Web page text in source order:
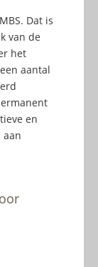
Dat is
van de
het
aantal
en
aan